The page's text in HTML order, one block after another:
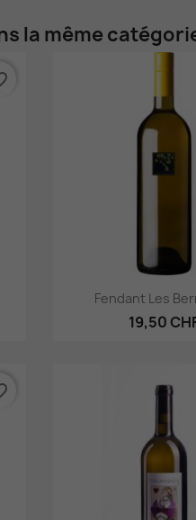
la même
Aperçu
Fendant Les
19,50